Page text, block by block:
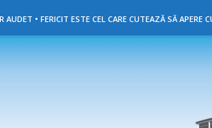
• FERICIT ESTE CEL CARE CUTEAZĂ SĂ APERE